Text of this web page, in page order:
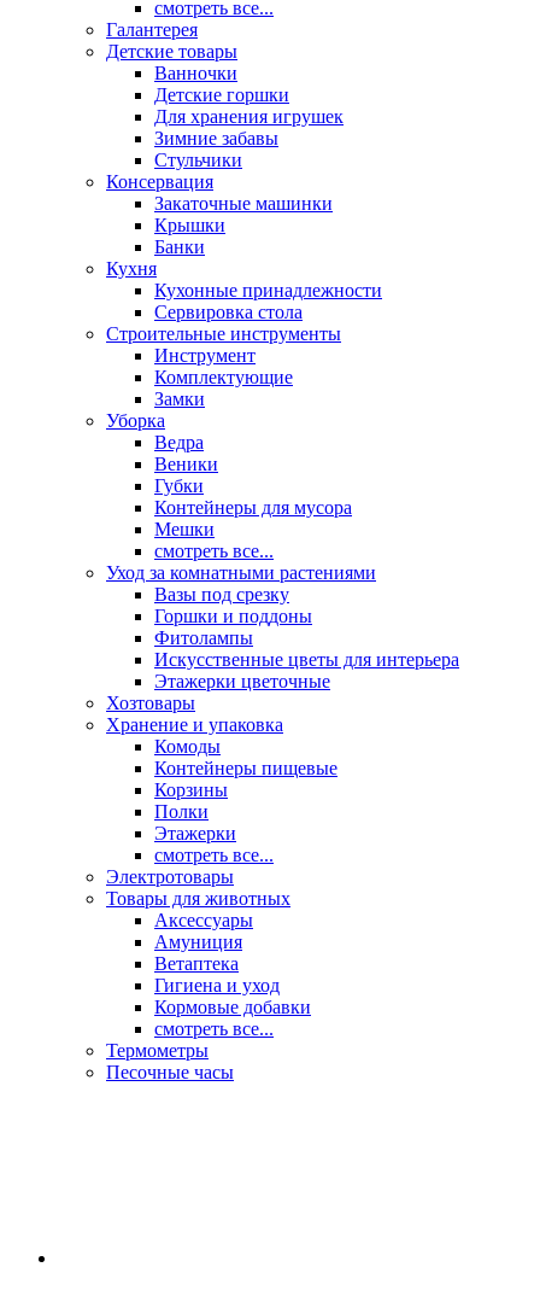
смотреть все...
Галантерея
Детские товары
Ванночки
Детские горшки
Для хранения игрушек
Зимние забавы
Стульчики
Консервация
Закаточные машинки
Крышки
Банки
Кухня
Кухонные принадлежности
Сервировка стола
Строительные инструменты
Инструмент
Комплектующие
Замки
Уборка
Ведра
Веники
Губки
Контейнеры для мусора
Мешки
смотреть все...
Уход за комнатными растениями
Вазы под срезку
Горшки и поддоны
Фитолампы
Искусственные цветы для интерьера
Этажерки цветочные
Хозтовары
Хранение и упаковка
Комоды
Контейнеры пищевые
Корзины
Полки
Этажерки
смотреть все...
Электротовары
Товары для животных
Аксессуары
Амуниция
Ветаптека
Гигиена и уход
Кормовые добавки
смотреть все...
Термометры
Песочные часы